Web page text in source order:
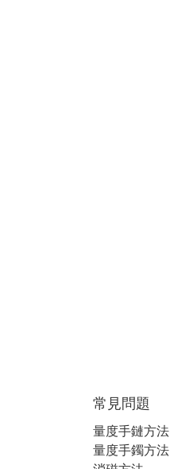
常見問題
量度手鏈方法
量度手鐲方法